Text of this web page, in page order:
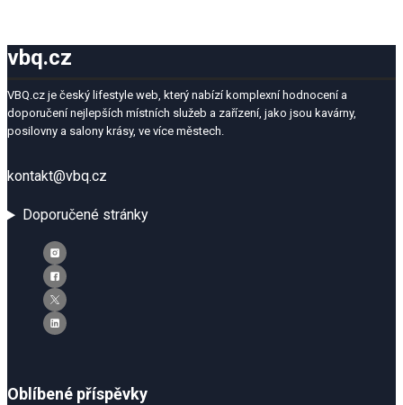
vbq.cz
VBQ.cz je český lifestyle web, který nabízí komplexní hodnocení a
doporučení nejlepších místních služeb a zařízení, jako jsou kavárny,
posilovny a salony krásy, ve více městech.
kontakt@vbq.cz
Doporučené stránky
Oblíbené příspěvky
šanci na zobrazení
personalizovaného